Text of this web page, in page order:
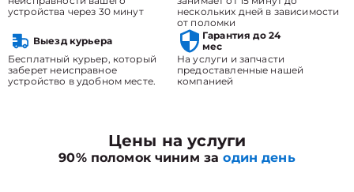
устройства через 30 минут
нескольких дней в зависимости
от поломки
Выезд курьера
Бесплатный курьер, который
заберет неисправное
устройство в удобном месте.
Гарантия до 24
мес
На услуги и запчасти
предоставленные нашей
компанией
Цены на услуги
90% поломок чиним заодин день